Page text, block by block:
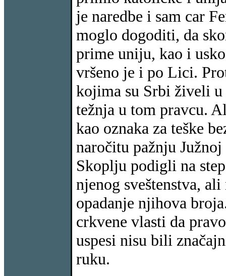
je naredbe i sam car
moglo dogoditi, da
prime uniju, kao i
vršeno je i po Lici.
kojima su Srbi živeli
težnja u tom pravcu.
kao oznaka za teške
naročitu pažnju
Skoplju podigli na
njenog sveštenstva,
opadanje njihova
crkvene vlasti da
uspesi nisu bili
ruku.